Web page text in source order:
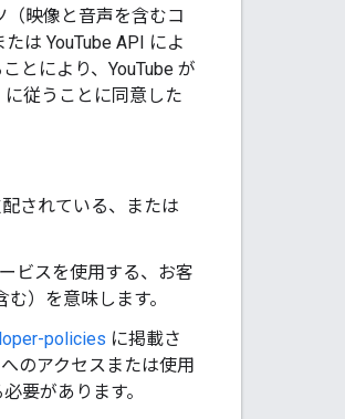
（映像と音声を含むコ
は YouTube API によ
とにより、YouTube が
に従うことに同意した
されている、または
ビスを使用する、お客
）を意味します。
policies に掲載さ
のアクセスまたは使用
要があります。